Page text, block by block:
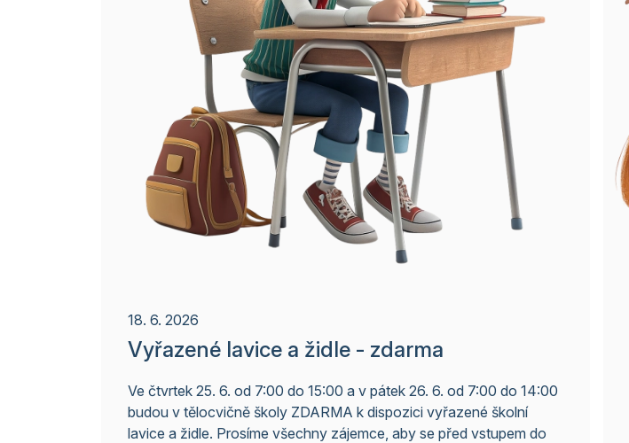
18. 6. 2026
Vyřazené lavice a židle - zdarma
Ve čtvrtek 25. 6. od 7:00 do 15:00 a v pátek 26. 6. od 7:00 do 14:00
budou v tělocvičně školy ZDARMA k dispozici vyřazené školní
lavice a židle. Prosíme všechny zájemce, aby se před vstupem do